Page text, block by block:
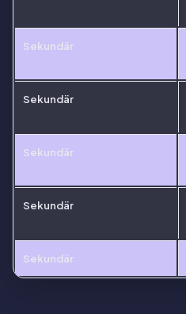
Sekundär
Sekundär
Sekundär
Sekundär
Sekundär